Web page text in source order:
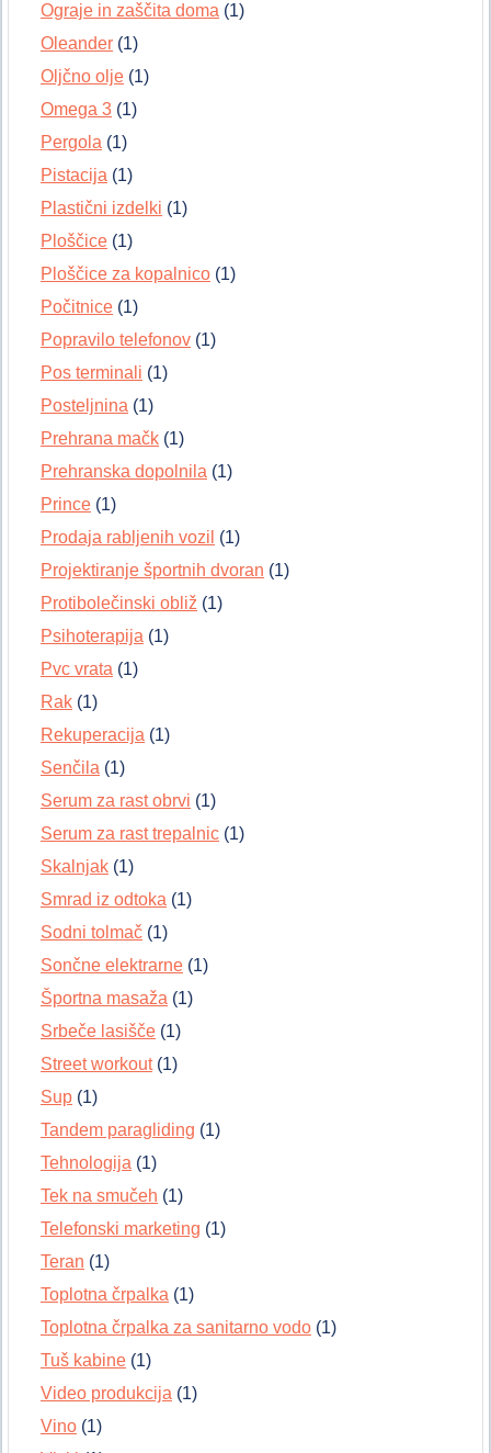
Ograje in zaščita doma (1)
Oleander (1)
Oljčno olje (1)
Omega 3 (1)
Pergola (1)
Pistacija (1)
Plastični izdelki (1)
Ploščice (1)
Ploščice za kopalnico (1)
Počitnice (1)
Popravilo telefonov (1)
Pos terminali (1)
Posteljnina (1)
Prehrana mačk (1)
Prehranska dopolnila (1)
Prince (1)
Prodaja rabljenih vozil (1)
Projektiranje športnih dvoran (1)
Protibolečinski obliž (1)
Psihoterapija (1)
Pvc vrata (1)
Rak (1)
Rekuperacija (1)
Senčila (1)
Serum za rast obrvi (1)
Serum za rast trepalnic (1)
Skalnjak (1)
Smrad iz odtoka (1)
Sodni tolmač (1)
Sončne elektrarne (1)
Športna masaža (1)
Srbeče lasišče (1)
Street workout(1)
Sup (1)
Tandem paragliding (1)
Tehnologija (1)
Tek na smučeh (1)
Telefonski marketing (1)
Teran (1)
Toplotna črpalka (1)
Toplotna črpalka za sanitarno vodo (1)
Tuš kabine (1)
Video produkcija (1)
Vino (1)